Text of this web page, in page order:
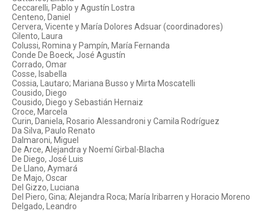
Ceccarelli, Pablo y Agustín Lostra
Centeno, Daniel
Cervera, Vicente y María Dolores Adsuar (coordinadores)
Cilento, Laura
Colussi, Romina y Pampín, María Fernanda
Conde De Boeck, José Agustín
Corrado, Omar
Cosse, Isabella
Cossia, Lautaro; Mariana Busso y Mirta Moscatelli
Cousido, Diego
Cousido, Diego y Sebastián Hernaiz
Croce, Marcela
Curin, Daniela, Rosario Alessandroni y Camila Rodríguez
Da Silva, Paulo Renato
Dalmaroni, Miguel
De Arce, Alejandra y Noemí Girbal-Blacha
De Diego, José Luis
De Llano, Aymará
De Majo, Oscar
Del Gizzo, Luciana
Del Piero, Gina; Alejandra Roca; María Iribarren y Horacio Moreno
Delgado, Leandro